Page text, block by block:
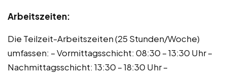
Arbeitszeiten:
Die Teilzeit-Arbeitszeiten (25 Stunden/Woche)
umfassen: – Vormittagsschicht: 08:30 – 13:30 Uhr –
Nachmittagsschicht: 13:30 – 18:30 Uhr –